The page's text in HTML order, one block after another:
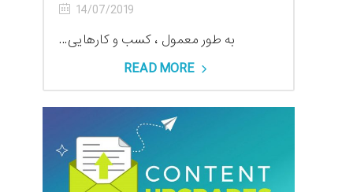
14/07/2019
به طور معمول ، کسب و کارهایی...
READ MORE